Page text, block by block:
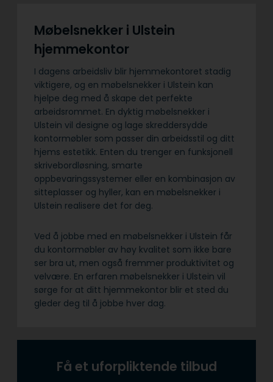
Møbelsnekker i Ulstein
hjemmekontor
I dagens arbeidsliv blir hjemmekontoret stadig
viktigere, og en møbelsnekker i Ulstein kan
hjelpe deg med å skape det perfekte
arbeidsrommet. En dyktig møbelsnekker i
Ulstein vil designe og lage skreddersydde
kontormøbler som passer din arbeidsstil og ditt
hjems estetikk. Enten du trenger en funksjonell
skrivebordløsning, smarte
oppbevaringssystemer eller en kombinasjon av
sitteplasser og hyller, kan en møbelsnekker i
Ulstein realisere det for deg.
Ved å jobbe med en møbelsnekker i Ulstein får
du kontormøbler av høy kvalitet som ikke bare
ser bra ut, men også fremmer produktivitet og
velvære. En erfaren møbelsnekker i Ulstein vil
sørge for at ditt hjemmekontor blir et sted du
gleder deg til å jobbe hver dag.
Få et uforpliktende tilbud